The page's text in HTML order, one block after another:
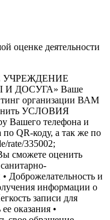
оценке деятельности
ДОСУГА» Ваше
организации ВАМ
УСЛОВИЯ
Вашего телефона и
QR-коду, а так же по
rate/335002;
сможете оценить
Доброжелательность и
информации о
записи для
оказания •